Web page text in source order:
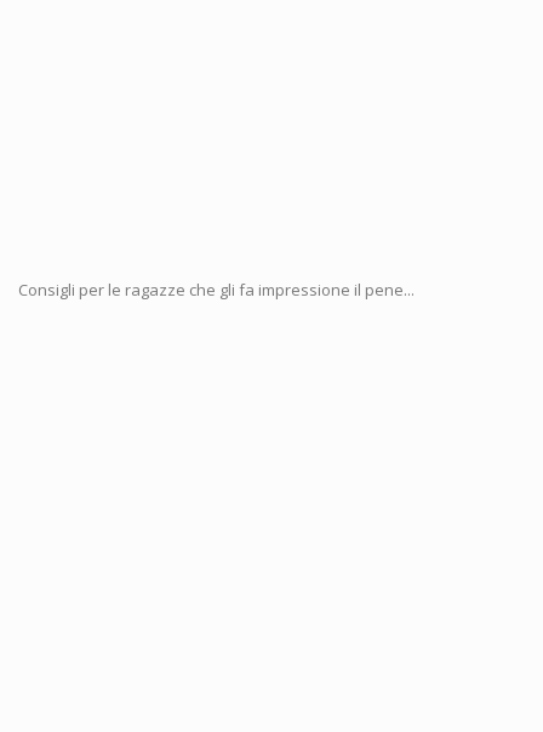
Consigli per le ragazze che gli fa impressione il pene...